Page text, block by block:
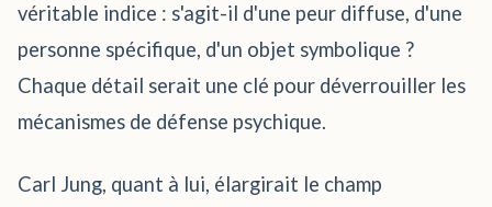
véritable indice : s'agit-il d'une peur diffuse, d'une
personne spécifique, d'un objet symbolique ?
Chaque détail serait une clé pour déverrouiller les
mécanismes de défense psychique.
Carl Jung, quant à lui, élargirait le champ